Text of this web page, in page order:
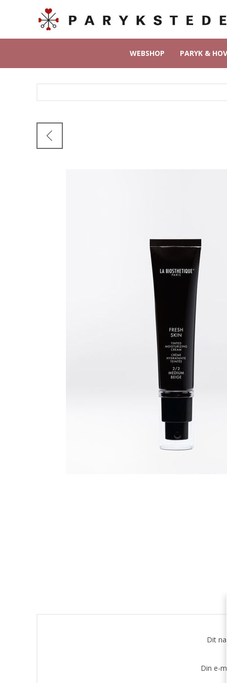
WEBSHOP PARYK &
Dit
Din e-